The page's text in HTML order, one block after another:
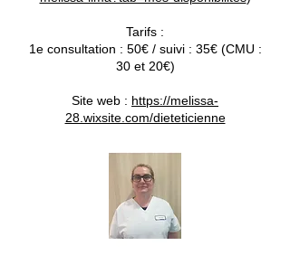
Tarifs :
1e consultation : 50€ / suivi : 35€ (CMU :
30 et 20€)
Site web : https://melissa-
28.wixsite.com/dieteticienne